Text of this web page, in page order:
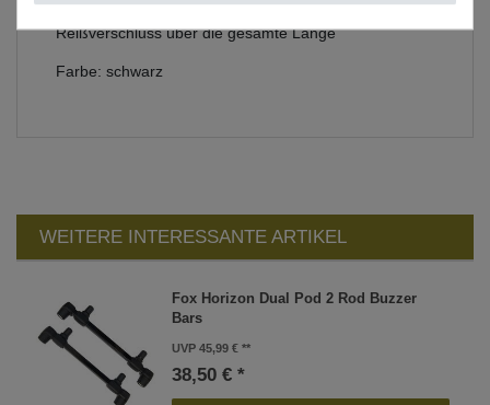
Inkl. Transporttasche aus 100% Polyester mit
Reißverschluss über die gesamte Länge
Farbe: schwarz
WEITERE INTERESSANTE ARTIKEL
Fox Horizon Dual Pod 2 Rod Buzzer
Bars
UVP 45,99 €
38,50 € *